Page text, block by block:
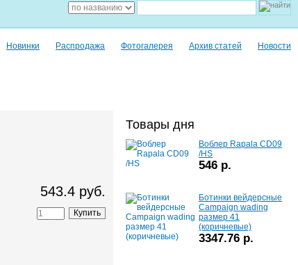
Новинки Распродажа Фотогалерея Архив статей Новости
543.4 руб.
Товары дня
Воблер Rapala CD09
/HS
546 р.
Ботинки вейдерсные
Campaign wading
размер 41
(коричневые)
3347.76 р.